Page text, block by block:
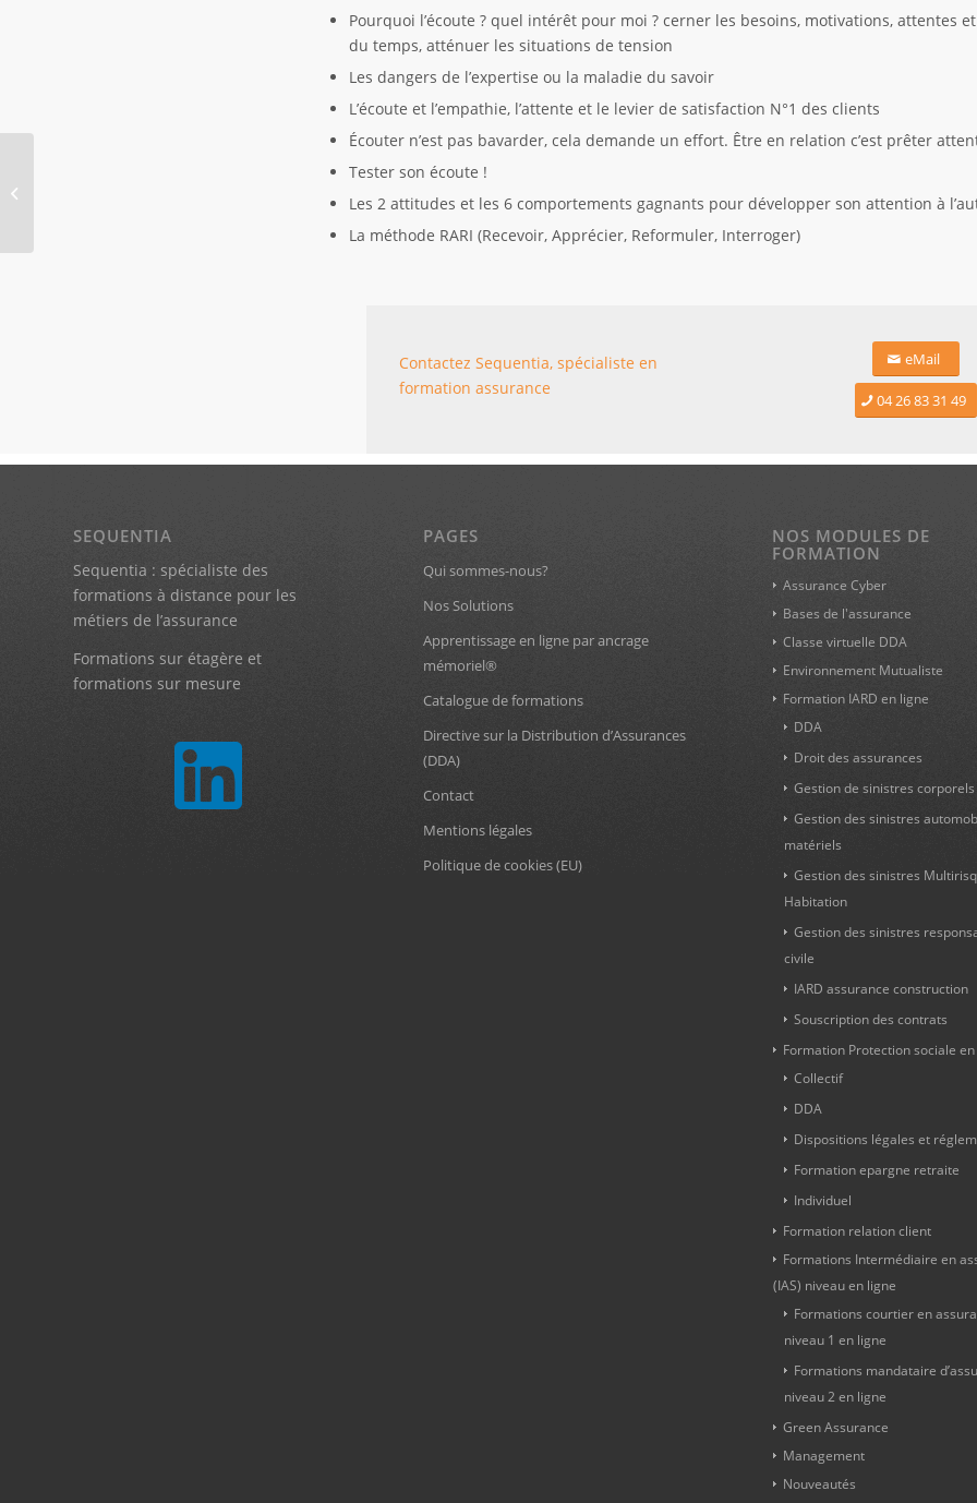
Pourquoi l’écoute ? quel intérêt pour moi ? cerner les besoins, motivations, attentes
du temps, atténuer les situations de tension
Les dangers de l’expertise ou la maladie du savoir
L’écoute et l’empathie, l’attente et le levier de satisfaction N°1 des clients
Écouter n’est pas bavarder, cela demande un effort. Être en relation c’est prêter
Tester son écoute !
Les 2 attitudes et les 6 comportements gagnants pour développer son attention à
La méthode RARI (Recevoir, Apprécier, Reformuler, Interroger)
Contactez Sequentia, spécialiste en
formation assurance
eMail
04 26 83 31 49
SEQUENTIA
Sequentia : spécialiste des
formations à distance pour les
métiers de l’assurance
Formations sur étagère et
formations sur mesure
PAGES
Qui sommes-nous?
Nos Solutions
Apprentissage en ligne par ancrage
mémoriel®
Catalogue de formations
Directive sur la Distribution d’Assurances
(DDA)
Contact
Mentions légales
Politique de cookies (EU)
NOS MODULES DE
FORMATION
Assurance Cyber
Bases de l'assurance
Classe virtuelle DDA
Environnement Mutualiste
Formation IARD en ligne
DDA
Droit des assurances
Gestion de sinistres corporels
Gestion des sinistres
matériels
Gestion des sinistres
Habitation
Gestion des sinistres
civile
IARD assurance construction
Souscription des contrats
Formation Protection sociale
Collectif
DDA
Dispositions légales et
Formation epargne retraite
Individuel
Formation relation client
Formations Intermédiaire en
(IAS) niveau en ligne
Formations courtier en
niveau 1 en ligne
Formations mandataire
niveau 2 en ligne
Green Assurance
Management
Nouveautés